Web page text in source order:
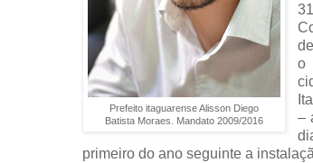
Prefeito itaguarense Alisson Diego
Batista Moraes. Mandato 2009/2016
o
–
primeiro do ano seguinte a